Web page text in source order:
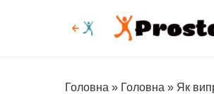
Головна » Головна » Як